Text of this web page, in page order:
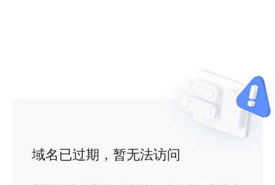
域名已过期，暂无法访问